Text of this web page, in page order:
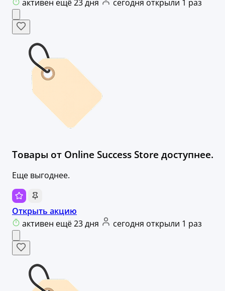
активен ещё 23 дня
сегодня открыли 1 раз
Товары от Оnline Success Store доступнее.
Еще выгоднее.
Открыть акцию
активен ещё 23 дня
сегодня открыли 1 раз